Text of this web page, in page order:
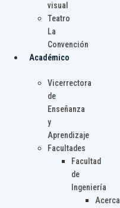
visual
Teatro
La
Convención
Académico
Vicerrectora
de
Enseñanza
y
Aprendizaje
Facultades
Facultad
de
Ingeniería
Acerca